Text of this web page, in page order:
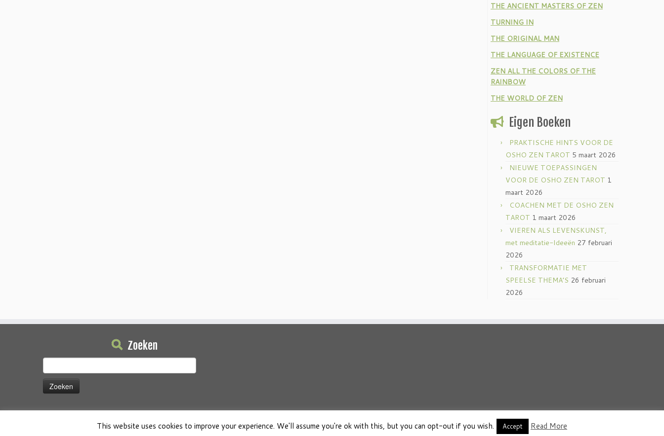
THE ANCIENT MASTERS OF ZEN
TURNING IN
THE ORIGINAL MAN
THE LANGUAGE OF EXISTENCE
ZEN ALL THE COLORS OF THE
RAINBOW
THE WORLD OF ZEN
Eigen Boeken
PRAKTISCHE HINTS VOOR DE
OSHO ZEN TAROT 5 maart 2026
NIEUWE TOEPASSINGEN
VOOR DE OSHO ZEN TAROT 1
maart 2026
COACHEN MET DE OSHO ZEN
TAROT 1 maart 2026
VIEREN ALS LEVENSKUNST,
met meditatie-Ideeën 27 februari
2026
TRANSFORMATIE MET
SPEELSE THEMA’S 26 februari
2026
Zoeken
naar:
·© 2026 Osho Boeken Besproken·Aangeboden door ·Ontworpen met deCustomizr thema ·
This website uses cookies to improve your experience. We'll assume you're ok with this, but you can opt-out if you wish. Accept Read More